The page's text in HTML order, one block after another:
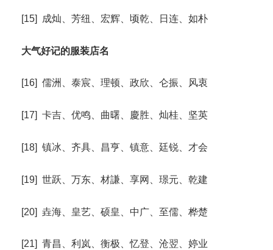
[15] 成灿、芳纽、宏辉、顷乾、日连、如朴
大气好记的服装店名
[16] 儒洲、泰宸、理顿、政欣、仑振、风衷
[17] 卡吉、优鸣、曲曙、慶胜、灿桂、坚英
[18] 镇冰、齐具、昌亨、镇意、廷锐、才会
[19] 世跃、万东、材謙、享网、璟元、乾建
[20] 垚海、皇艺、硕皇、中广、至儒、桦楚
[21] 青昌、利岚、衡极、忆登、沧翌、婷业